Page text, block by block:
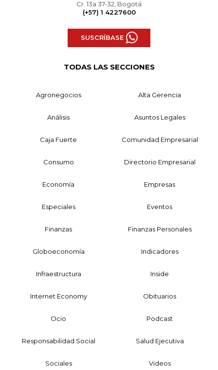
Cr. 13a 37-32, Bogotá
(+57) 1 4227600
SUSCRÍBASE
TODAS LAS SECCIONES
Agronegocios Alta Gerencia
Análisis Asuntos Legales
Caja Fuerte Comunidad Empresarial
Consumo Directorio Empresarial
Economía Empresas
Especiales Eventos
Finanzas Finanzas Personales
Globoeconomía Indicadores
Infraestructura Inside
Internet Economy Obituarios
Ocio Podcast
Responsabilidad Social Salud Ejecutiva
Sociales Videos